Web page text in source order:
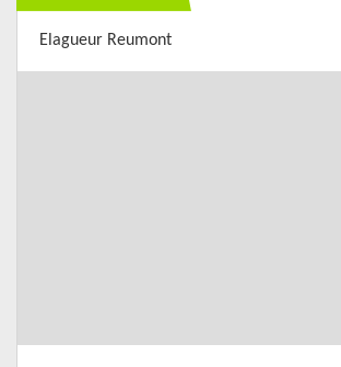
Elagueur Reumont